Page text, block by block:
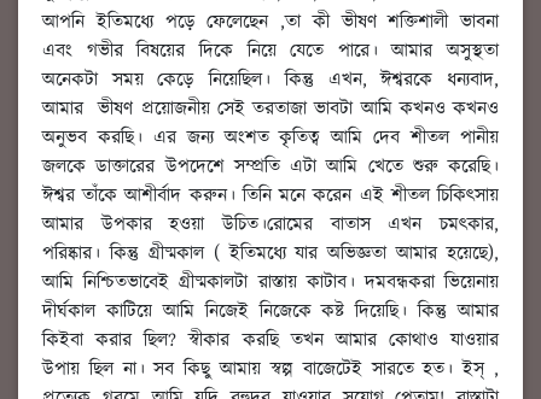
আপনি ইতিমধ্যে পড়ে ফেলেছেন ,তা কী ভীষণ শক্তিশালী ভাবনা
এবং গভীর বিষয়ের দিকে নিয়ে যেতে পারে। আমার অসুস্থতা
অনেকটা সময় কেড়ে নিয়েছিল। কিন্তু এখন, ঈশ্বরকে ধন্যবাদ,
আমার ভীষণ প্রয়োজনীয় সেই তরতাজা ভাবটা আমি কখনও কখনও
অনুভব করছি। এর জন্য অংশত কৃতিত্ব আমি দেব শীতল পানীয়
জলকে ডাক্তারের উপদেশে সম্প্রতি এটা আমি খেতে শুরু করেছি।
ঈশ্বর তাঁকে আশীর্বাদ করুন। তিনি মনে করেন এই শীতল চিকিৎসায়
আমার উপকার হওয়া উচিত।রোমের বাতাস এখন চমৎকার,
পরিষ্কার। কিন্তু গ্রীষ্মকাল ( ইতিমধ্যে যার অভিজ্ঞতা আমার হয়েছে),
আমি নিশ্চিতভাবেই গ্রীষ্মকালটা রাস্তায় কাটাব। দমবন্ধকরা ভিয়েনায়
দীর্ঘকাল কাটিয়ে আমি নিজেই নিজেকে কষ্ট দিয়েছি। কিন্তু আমার
কিইবা করার ছিল? স্বীকার করছি তখন আমার কোথাও যাওয়ার
উপায় ছিল না। সব কিছু আমায় স্বল্প বাজেটেই সারতে হত। ইস্ ,